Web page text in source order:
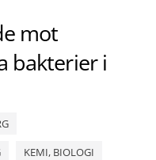
mot
bakterier i
KEMI, BIOLOGI